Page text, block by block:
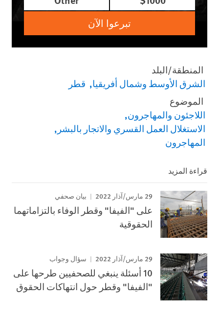
تبرعوا الآن
المنطقة/البلد
الشرق الأوسط وشمال أفريقيا قطر
الموضوع
اللاجئون والمهاجرون
الاستغلال العمل القسري والاتجار بالبشر
المهاجرون
قراءة المزيد
29 مارس/آذار 2022 بيان صحفي
على "الفيفا" وقطر الوفاء بالتزاماتهما
الحقوقية
29 مارس/آذار 2022 سؤال وجواب
10 أسئلة ينبغي للصحفيين طرحها على
"الفيفا" وقطر حول انتهاكات الحقوق